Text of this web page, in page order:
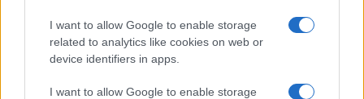
I want to allow Google to enable storage
related to analytics like cookies on web or
device identifiers in apps.
I want to allow Google to enable storage